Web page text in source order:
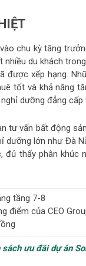
chu kỳ tăng
du khách
xếp hạng.
tốt và khả năng
dưỡng đẳng cấp
tư vấn bất động
lớn như Đà
thấy phân khúc
điểm của CEO
ưu đãi dự án